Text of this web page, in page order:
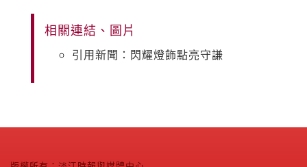
相關連結、圖片
引用新聞：閃耀燈飾點亮守謙